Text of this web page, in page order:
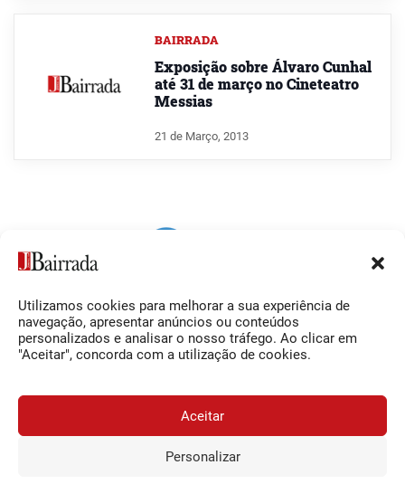
Utilizamos cookies para melhorar a sua experiência de
navegação, apresentar anúncios ou conteúdos
personalizados e analisar o nosso tráfego. Ao clicar em
"Aceitar", concorda com a utilização de cookies.
Aceitar
Personalizar
BAIRRADA
Exposição sobre Álvaro Cunhal
até 31 de março no Cineteatro
Messias
21 de Março, 2013
Siga-nos
Facebook
O Jornal da Bairrada
Contactos
Termos e Condições